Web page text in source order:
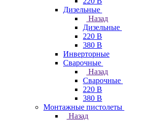
Дизельные
Назад
Дизельные
220 В
380 В
Инверторные
Сварочные
Назад
Сварочные
220 В
380 В
Монтажные пистолеты
Назад